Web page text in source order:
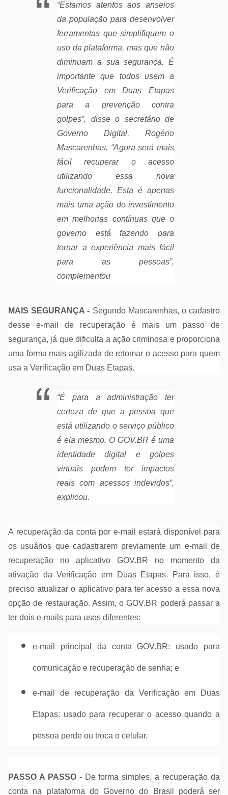
“Estamos atentos aos anseios
da população para desenvolver
ferramentas que simplifiquem o
uso da plataforma, mas que não
diminuam a sua segurança. É
importante que todos usem a
Verificação em Duas Etapas
para a prevenção contra
golpes”, disse o secretário de
Governo Digital, Rogério
Mascarenhas. “Agora será mais
fácil recuperar o acesso
utilizando essa nova
funcionalidade. Esta é apenas
mais uma ação do investimento
em melhorias contínuas que o
governo está fazendo para
tornar a experiência mais fácil
para as pessoas”,
complementou
MAIS SEGURANÇA - Segundo Mascarenhas, o cadastro
desse e-mail de recuperação é mais um passo de
segurança, já que dificulta a ação criminosa e proporciona
uma forma mais agilizada de retomar o acesso para quem
usa a Verificação em Duas Etapas.
“É para a administração ter
certeza de que a pessoa que
está utilizando o serviço público
é ela mesmo. O GOV.BR é uma
identidade digital e golpes
virtuais podem ter impactos
reais com acessos indevidos”,
explicou.
A recuperação da conta por e-mail estará disponível para
os usuários que cadastrarem previamente um e-mail de
recuperação no aplicativo GOV.BR no momento da
ativação da Verificação em Duas Etapas. Para isso, é
preciso atualizar o aplicativo para ter acesso a essa nova
opção de restauração. Assim, o GOV.BR poderá passar a
ter dois e-mails para usos diferentes:
e-mail principal da conta GOV.BR: usado para
comunicação e recuperação de senha; e
e-mail de recuperação da Verificação em Duas
Etapas: usado para recuperar o acesso quando a
pessoa perde ou troca o celular.
PASSO A PASSO -De forma simples, a recuperação da
conta na plataforma do Governo do Brasil poderá ser